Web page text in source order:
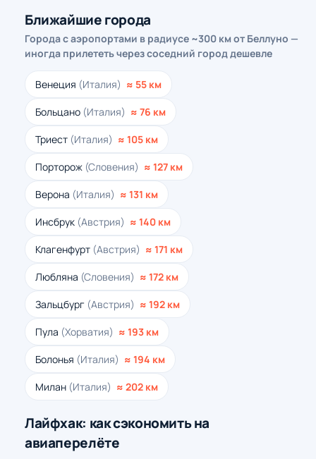
Ближайшие города
Города с аэропортами в радиусе ~300 км от Беллуно —
иногда прилететь через соседний город дешевле
Венеция (Италия) ≈ 55 км
Больцано (Италия) ≈ 76 км
Триест (Италия) ≈ 105 км
Порторож (Словения) ≈ 127 км
Верона (Италия) ≈ 131 км
Инсбрук (Австрия) ≈ 140 км
Клагенфурт (Австрия) ≈ 171 км
Любляна (Словения) ≈ 172 км
Зальцбург (Австрия) ≈ 192 км
Пула (Хорватия) ≈ 193 км
Болонья (Италия) ≈ 194 км
Милан (Италия) ≈ 202 км
Лайфхак: как сэкономить на
авиаперелёте